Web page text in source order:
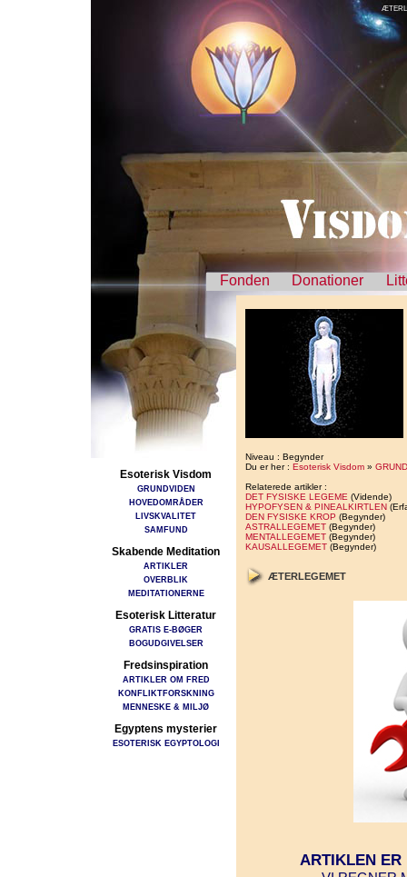
Fonden Donationer
Esoterisk Visdom
GRUNDVIDEN
HOVEDOMRÅDER
LIVSKVALITET
SAMFUND
Skabende Meditation
ARTIKLER
OVERBLIK
MEDITATIONERNE
Esoterisk Litteratur
GRATIS E-BØGER
BOGUDGIVELSER
Fredsinspiration
ARTIKLER OM FRED
KONFLIKTFORSKNING
MENNESKE & MILJØ
Egyptens mysterier
ESOTERISK EGYPTOLOGI
Niveau : Begynder
Du er her : Esoterisk Visdom »
Relaterede artikler :
DET FYSISKE LEGEME (Vidende)
HYPOFYSEN & PINEALKIRTLEN
DEN FYSISKE KROP (Begynder)
ASTRALLEGEMET (Begynder)
MENTALLEGEMET (Begynder)
KAUSALLEGEMET (Begynder)
ÆTERLEGEMET
ARTIKLEN ER